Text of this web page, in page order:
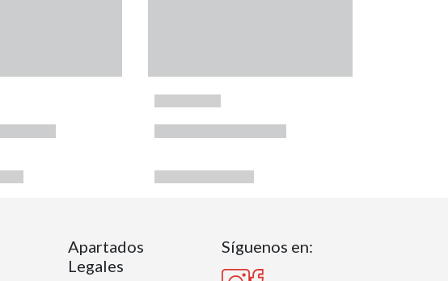
Apartados
Legales
Síguenos en: